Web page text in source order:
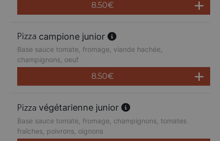
8.50€
campione junior
Base sauce tomate, fromage, viande hachée,
champignons, oeuf
8.50€
végétarienne junior
Base sauce tomate, fromage, champignons, tomates
fraîches, poivrons, oignons